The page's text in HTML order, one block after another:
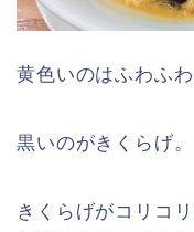
黄色いのはふわふ
黒いのがきくらげ。
きくらげがコリコ